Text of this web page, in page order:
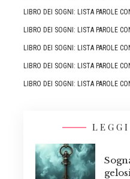
LIBRO DEI SOGNI: LISTA PAROLE
LIBRO DEI SOGNI: LISTA PAROLE
LIBRO DEI SOGNI: LISTA PAROLE
LIBRO DEI SOGNI: LISTA PAROLE
LIBRO DEI SOGNI: LISTA PAROLE